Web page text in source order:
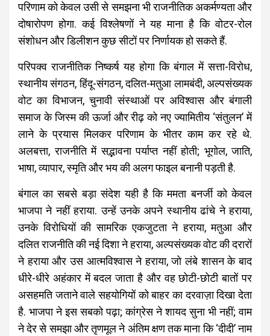
परिणाम को केवल उसी से समझना भी राजनीतिक अकर्मण्यता और
दोषारोपण होगा. कई विश्लेषणों ने यह माना है कि वोटर-रोल
संशोधन और डिलीशन कुछ सीटों पर निर्णायक हो सकते हैं.
परिपक्व राजनीतिक निष्कर्ष यह होगा कि बंगाल में सत्ता-विरोध,
स्थानीय संगठन, हिंदू-संगठन, दलित-मतुआ लामबंदी, अल्पसंख्यक
वोट का विभाजन, चुनावी संस्थाओं पर अविश्वास और बंगाली
समाज के जिस्म की ऊर्जा और रीढ़ को नए ज्यामितीय ‘संतुलन’ में
लाने के प्रयास मिलकर परिणाम के भीतर काम कर रहे थे.
अलबत्ता, राजनीति में सद्भावना पर्याप्त नहीं होती; भूगोल, जाति,
भाषा, व्यापार, स्मृति और भय की अलग फाइल बनानी पड़ती है.
बंगाल का सबसे बड़ा संदेश यही है कि ममता बनर्जी को केवल
भाजपा ने नहीं हराया. उन्हें उनके अपने स्थानीय ढांचे ने हराया,
उनके विरोधियों की सामरिक एकजुटता ने हराया, मतुआ और
दलित राजनीति की नई दिशा ने हराया, अल्पसंख्यक वोट की दरारों
ने हराया और उस आत्मविश्वास ने हराया, जो लंबे शासन के बाद
धीरे-धीरे अहंकार में बदल जाता है और वह छोटी-छोटी बातों पर
असहमति जताने वाले सहयोगियों को बाहर का दरवाज़ा दिखा देता
है. भाजपा ने इस सबको पढ़ा; कांग्रेस ने शायद सुना भी नहीं; वाम
ने देर से समझा और तृणमूल ने अंतिम क्षण तक माना कि ‘दीदी’ नाम